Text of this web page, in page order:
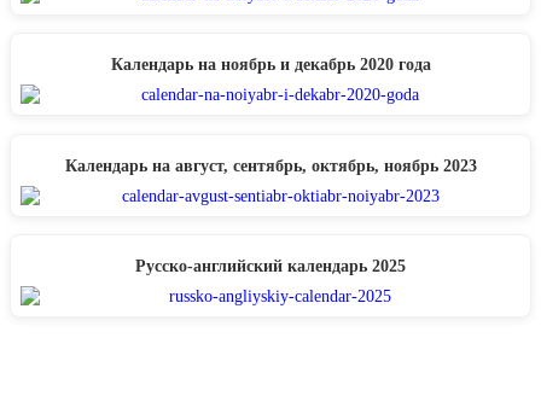
Календарь на ноябрь и декабрь 2020 года
Календарь на август, сентябрь, октябрь, ноябрь 2023
Русско-английский календарь 2025